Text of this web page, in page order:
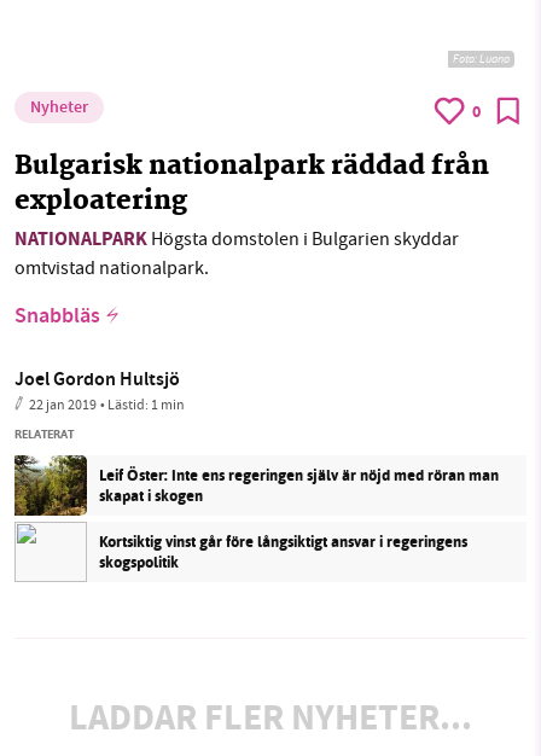
Foto:Luana
Nyheter 0
Bulgarisk nationalpark räddad från
exploatering
NATIONALPARK Högsta domstolen i Bulgarien skyddar
omtvistad nationalpark.
Snabbläs
Joel Gordon Hultsjö
22 jan 2019• Lästid: 1 min
RELATERAT
Leif Öster: Inte ens regeringen själv är nöjd med röran man
skapat i skogen
Kortsiktig vinst går före långsiktigt ansvar i regeringens
skogspolitik
LADDAR FLER NYHETER...